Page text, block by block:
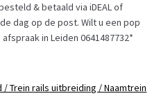
& betaald via iDEAL of
dag op de post. Wilt u een pop
in Leiden 0641487732*
Trein rails uitbreiding / Naamtrein